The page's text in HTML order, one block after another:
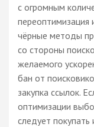
с огромным
переоптимизация
чёрные методы
со стороны
желаемого
бан от
закупка ссылок.
оптимизации
следует покупать